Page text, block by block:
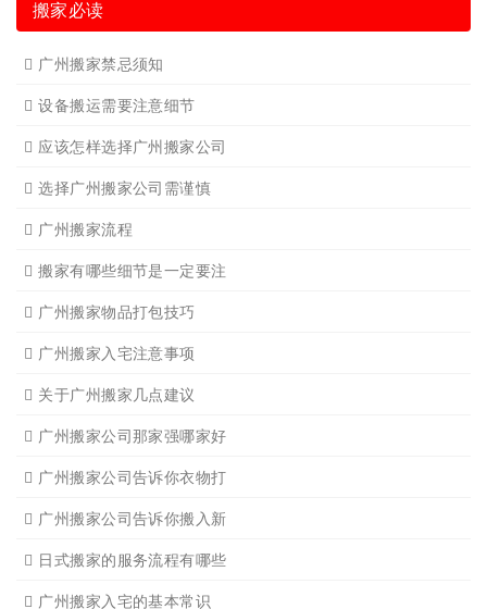
搬家必读
广州搬家禁忌须知
设备搬运需要注意细节
应该怎样选择广州搬家公司
选择广州搬家公司需谨慎
广州搬家流程
搬家有哪些细节是一定要注
广州搬家物品打包技巧
广州搬家入宅注意事项
关于广州搬家几点建议
广州搬家公司那家强哪家好
广州搬家公司告诉你衣物打
广州搬家公司告诉你搬入新
日式搬家的服务流程有哪些
广州搬家入宅的基本常识